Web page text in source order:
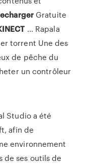
Gratuite
... Rapala
torrent Une des
de pêche du
un contrôleur
Studio a été
afin de
environnement
ses outils de